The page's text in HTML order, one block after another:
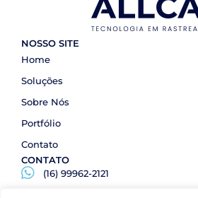
NOSSO SITE
Home
Soluções
Sobre Nós
Portfólio
Contato
CONTATO
(16) 99962-2121